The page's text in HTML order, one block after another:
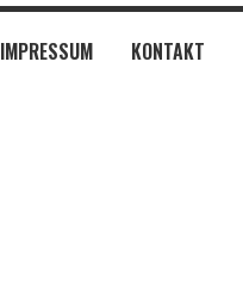
IMPRESSUM KONTAKT